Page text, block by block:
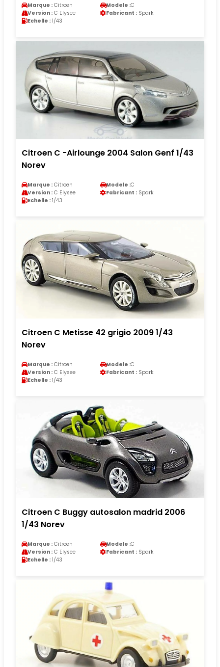
Marque : Citroen Modele :C
Version : C Elysee Fabricant : Spark
Echelle : 1/43
Citroen C -Airlounge 2004 Salon Genf 1/43
Norev
Marque : Citroen Modele :C
Version : C Elysee Fabricant : Spark
Echelle : 1/43
Citroen C Metisse 42 grigio 2009 1/43
Norev
Marque : Citroen Modele :C
Version : C Elysee Fabricant : Spark
Echelle : 1/43
Citroen C Buggy autosalon madrid 2006
1/43 Norev
Marque : Citroen Modele :C
Version : C Elysee Fabricant : Spark
Echelle : 1/43